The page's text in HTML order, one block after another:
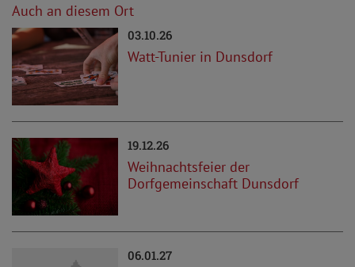
Auch an diesem Ort
03.10.26
Watt-Tunier in Dunsdorf
19.12.26
Weihnachtsfeier der
Dorfgemeinschaft Dunsdorf
06.01.27